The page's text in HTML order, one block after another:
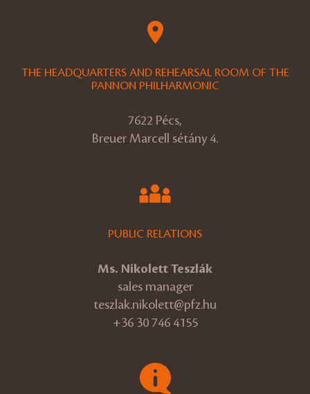
THE HEADQUARTERS AND REHEARSAL ROOM OF THE
PANNON PHILHARMONIC
7622 Pécs,
Breuer Marcell sétány 4.
PUBLIC RELATIONS
Ms. Nikolett Teszlák
sales manager
teszlak.nikolett@pfz.hu
+36 30 746 4155